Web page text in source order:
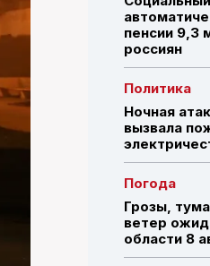
ПОИСК ПО
пенсии 9,3
россиян
Политика
Ночная
вызвала
Погода
Грозы,
ветер
области 8